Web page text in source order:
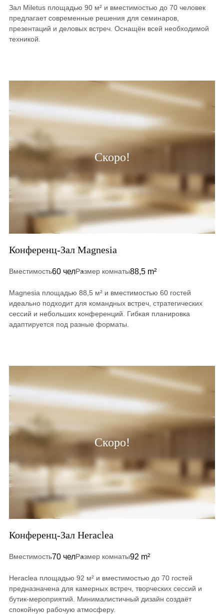
Зал Miletus площадью 90 м² и вместимостью до 70 человек
предлагает современные решения для семинаров,
презентаций и деловых встреч. Оснащён всей необходимой
техникой.
Скоро!
Конференц-Зал Magnesia
Вместимость60 челРазмер комнаты88,5 m²
Magnesia площадью 88,5 м² и вместимостью 60 гостей
идеально подходит для командных встреч, стратегических
сессий и небольших конференций. Гибкая планировка
адаптируется под разные форматы.
Скоро!
Конференц-Зал Heraclea
Вместимость70 челРазмер комнаты92 m²
Heraclea площадью 92 м² и вместимостью до 70 гостей
предназначена для камерных встреч, творческих сессий и
бутик-мероприятий. Минималистичный дизайн создаёт
спокойную рабочую атмосферу.